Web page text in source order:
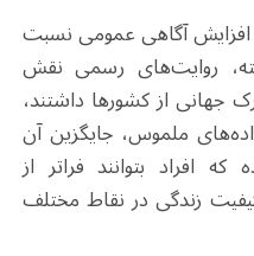
افزایش آگاهی عمومی نسبت
روایت‌های رسمی نقش
جهانی از کشورها داشتند،
ملموس، جایگزین آن
افراد بتوانند فراتر از
زندگی در نقاط مختلف